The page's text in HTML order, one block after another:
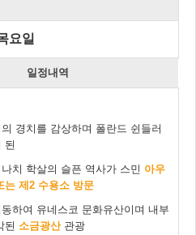
요일
일정내역
경치를 감상하며 폴란드 쉰들러
된
치 학살의 슬픈 역사가 스민 아우
는 제2 수용소 방문
하여 유네스코 문화유산이며 내부
된 소금광산 관광